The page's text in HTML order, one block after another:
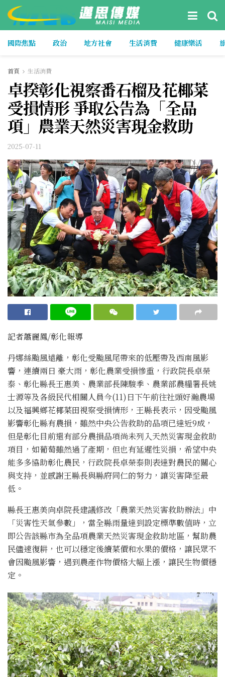
國際焦點 政治 地方社會 生活消費 健康樂活
首頁 生活消費
卓揆彰化視察番石榴及花椰菜
受損情形 爭取公告為「全品
項」農業天然災害現金救助
2025-07-11
記者蕭麗鳳/彰化報導
丹娜絲颱風遠離，彰化受颱風尾帶來的低壓帶及西南風影
響，連續兩日 豪大雨，彰化農業受損慘重，行政院長卓榮
泰、彰化縣長王惠美、農業部長陳駿季、農業部農糧署長姚
士源等及各級民代相關人員今(11)日下午前往社頭好瀚農場
以及福興鄉花椰菜田視察受損情形，王縣長表示，因受颱風
影響彰化縣有農損，雖然中央公告救助的品項已達近9成，
但是彰化目前還有部分農損品項尚未列入天然災害現金救助
項目，如葡萄雖然過了產期，但也有延遲性災損，希望中央
能多多協助彰化農民，行政院長卓榮泰則表達對農民的關心
與支持，並感謝王縣長與縣府同仁的努力，讓災害降至最
低。
縣長王惠美向卓院長建議修改「農業天然災害救助辦法」中
「災害性天氣參數」，當全縣雨量達到設定標準數值時，立
即公告該縣市為全品項農業天然災害現金救助地區，幫助農
民儘速復耕，也可以穩定後續菜價和水果的價格，讓民眾不
會因颱風影響，遇到農產作物價格大幅上漲，讓民生物價穩
定。